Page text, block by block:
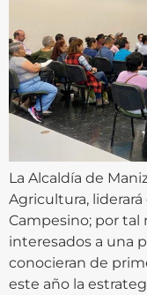
La Alcaldía de
Agricultura,
Campesino; por
interesados a una
conocieran de
este año la